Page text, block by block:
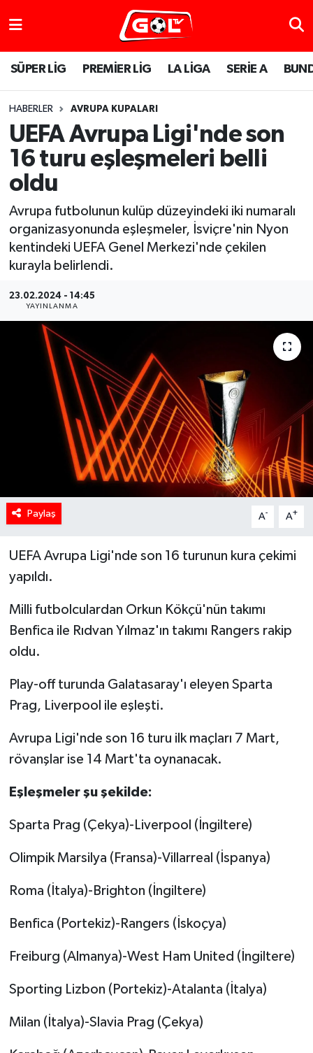
SÜPER LİG PREMİER LİG LA LİGA SERİE A
HABERLER AVRUPA KUPALARI
UEFA Avrupa Ligi'nde son
16 turu eşleşmeleri belli
oldu
Avrupa futbolunun kulüp düzeyindeki iki numaralı
organizasyonunda eşleşmeler, İsviçre'nin Nyon
kentindeki UEFA Genel Merkezi'nde çekilen
kurayla belirlendi.
23.02.2024 - 14:45
YAYINLANMA
Paylaş A- A+
UEFA Avrupa Ligi'nde son 16 turunun kura çekimi
yapıldı.
Milli futbolculardan Orkun Kökçü'nün takımı
Benfica ile Rıdvan Yılmaz'ın takımı Rangers rakip
oldu.
Play-off turunda Galatasaray'ı eleyen Sparta
Prag, Liverpool ile eşleşti.
Avrupa Ligi'nde son 16 turu ilk maçları 7 Mart,
rövanşlar ise 14 Mart'ta oynanacak.
Eşleşmeler şu şekilde:
Sparta Prag (Çekya)-Liverpool (İngiltere)
Olimpik Marsilya (Fransa)-Villarreal (İspanya)
Roma (İtalya)-Brighton (İngiltere)
Benfica (Portekiz)-Rangers (İskoçya)
Freiburg (Almanya)-West Ham United (İngiltere)
Sporting Lizbon (Portekiz)-Atalanta (İtalya)
Milan (İtalya)-Slavia Prag (Çekya)